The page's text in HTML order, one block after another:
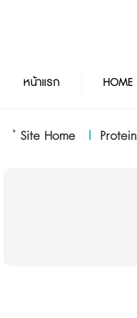
หน้าแรก HOME
Site Home | Protein